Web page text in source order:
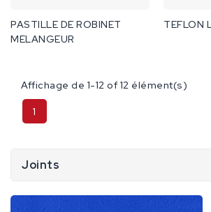
Joints
PASTILLE DE ROBINET
MELANGEUR
TEFLON
Affichage de 1-12 of 12 élément(s)
1